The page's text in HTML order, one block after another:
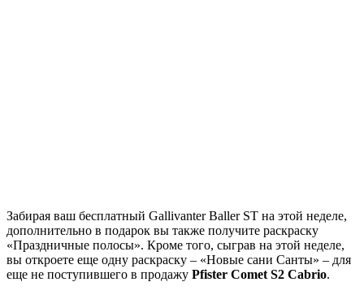
Забирая ваш бесплатный Gallivanter Baller ST на этой неделе,
дополнительно в подарок вы также получите раскраску
«Праздничные полосы». Кроме того, сыграв на этой неделе,
вы откроете еще одну раскраску – «Новые сани Санты» – для
еще не поступившего в продажу Pfister Comet S2 Cabrio.